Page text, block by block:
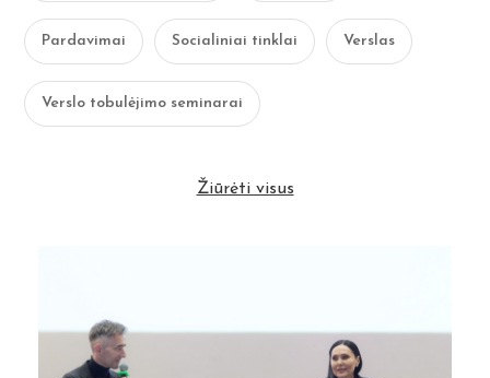
Pardavimai Socialiniai tinklai Verslas
Verslo tobulėjimo seminarai
Žiūrėti visus